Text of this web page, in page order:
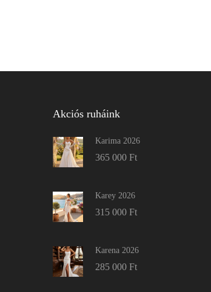
Akciós ruháink
Karima 2026
365 000 Ft
Karey 2026
315 000 Ft
Karena 2026
285 000 Ft